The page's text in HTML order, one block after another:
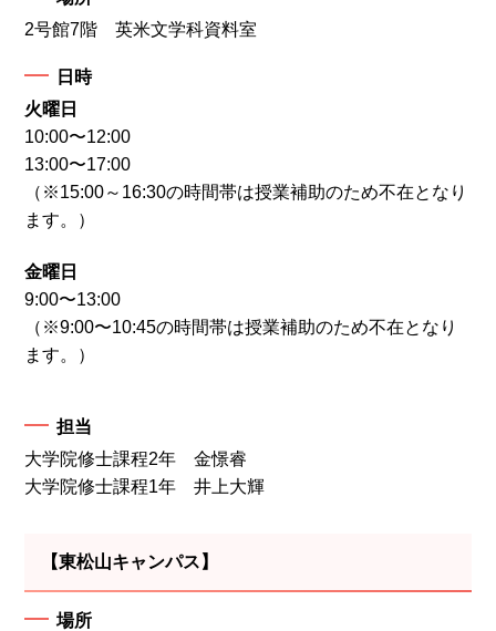
2号館7階 英米文学科資料室
日時
火曜日
10:00〜12:00
13:00〜17:00
（※15:00～16:30の時間帯は授業補助のため不在となり
ます。）
金曜日
9:00〜13:00
（※9:00〜10:45の時間帯は授業補助のため不在となり
ます。）
担当
大学院修士課程2年 金憬睿
大学院修士課程1年 井上大輝
【東松山キャンパス】
場所